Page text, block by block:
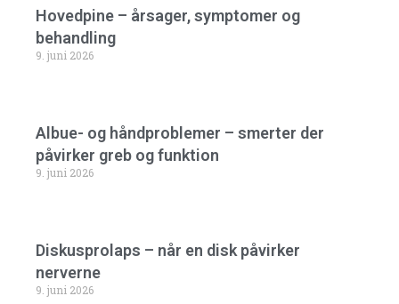
Hovedpine – årsager, symptomer og
behandling
9. juni 2026
Albue- og håndproblemer – smerter der
påvirker greb og funktion
9. juni 2026
Diskusprolaps – når en disk påvirker
nerverne
9. juni 2026